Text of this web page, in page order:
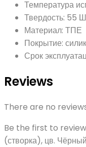
Температура
Твердость: 55
Материал: ТПЕ
Покрытие:
Срок
Reviews
There are no
Be the first to review
(створка), цв.